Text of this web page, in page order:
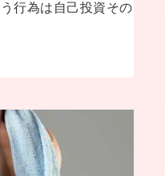
行為は自己投資その